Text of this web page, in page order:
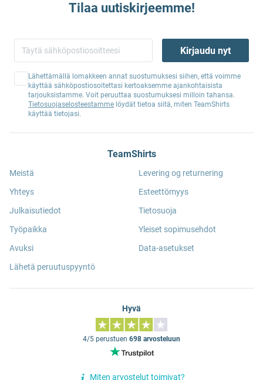
Tilaa uutiskirjeemme!
Kirjaudu nyt
Lähettämällä lomakkeen annat suostumuksesi siihen, että voimme
käyttää sähköpostiosoitettasi kertoaksemme ajankohtaisista
tarjouksistamme. Voit peruuttaa suostumuksesi milloin tahansa.
Tietosuojaselosteestamme löydät tietoa siitä, miten TeamShirts
käyttää tietojasi.
TeamShirts
Meistä
Yhteys
Julkaisutiedot
Työpaikka
Avuksi
Lähetä peruutuspyyntö
Levering og returnering
Esteettömyys
Tietosuoja
Yleiset sopimusehdot
Data-asetukset
Hyvä
4/5 perustuen 698 arvosteluun
Miten arvostelut toimivat?